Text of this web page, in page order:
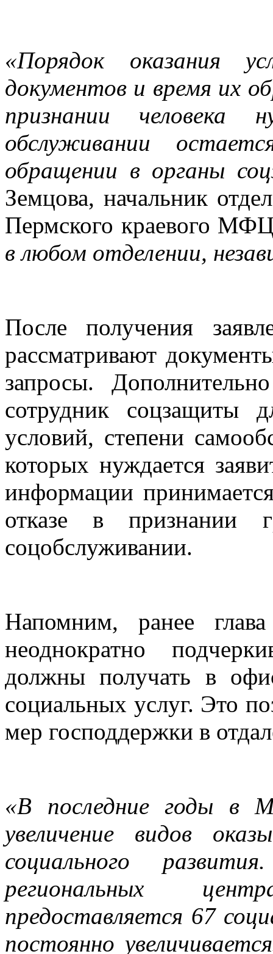
«Порядок оказания
документов и время их
признании человека
обслуживании
обращении в органы
Земцова, начальник
Пермского краевого
в любом отделении,
После получения
рассматривают
запросы.
сотрудник соцзащиты
условий, степени
которых нуждается
информации
отказе в признании
соцобслуживании.
Напомним, ранее
неоднократно
должны получать в
социальных услуг. Это
мер господдержки в
«В последние годы в
увеличение видов
социального
региональных
предоставляется 67
постоянно